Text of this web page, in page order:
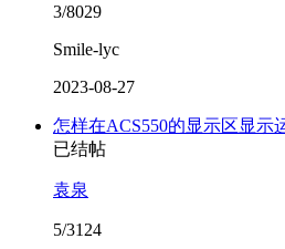
3/8029
Smile-lyc
2023-08-27
怎样在ACS550的显示区显示
已结帖
袁泉
5/3124